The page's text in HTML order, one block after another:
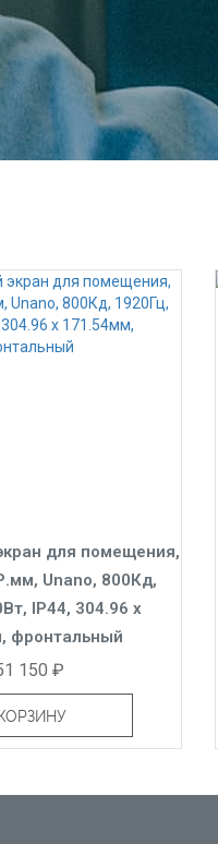
для помещения,
Unano, 800Кд,
IP44, 304.96 x
фронтальный
150 ₽